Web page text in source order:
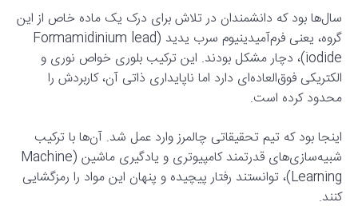
سال‌ها بود که دانشمندان در تلاش برای درک یک ماده خاص از این
گروه، یعنی فرم‌آمیدینیوم سرب یدید (Formamidinium lead
iodide)، دچار مشکل بودند. این ترکیب بلوری خواص نوری و
الکتریکی فوق‌العاده‌ای دارد اما ناپایداری ذاتی آن، کاربردش را
محدود کرده است.
اینجا بود که تیم تحقیقاتی چالمرز وارد عمل شد. آن‌ها با ترکیب
شبیه‌سازی‌های قدرتمند کامپیوتری و یادگیری ماشین (Machine
Learning)، توانستند رفتار پیچیده و پنهان این مواد را رمزگشایی
کنند.